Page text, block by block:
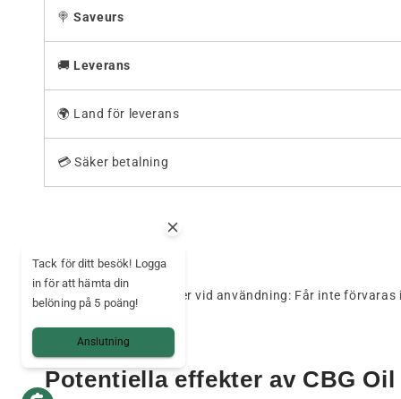
🍭Saveurs
🚚 Leverans
🌍 Land för leverans
💳 Säker betalning
⚠️ Försiktighetsåtgärder vid användning: Får inte förvaras
Potentiella effekter av CBG Oil
Tack för ditt besök! Logga
in för att hämta din
belöning på 5 poäng!
Anslutning